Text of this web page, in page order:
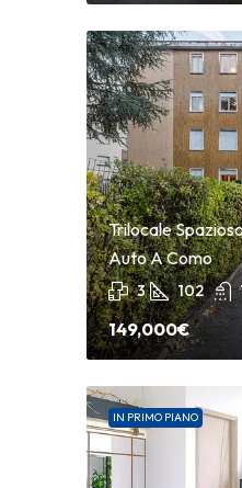
Trilocale
Auto A Como
3 102
149,000€
IN PRIMO PIANO